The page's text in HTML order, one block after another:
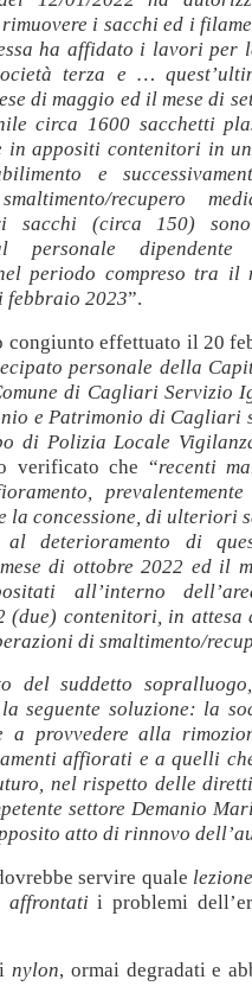
i sacchi ed i
ha affidato i lavori per
terza e …
di maggio ed il mese di
circa 1600 sacchetti
in appositi contenitori in
e
recupero
sacchi (circa 150)
personale
periodo compreso tra il
febbraio 2023”.
congiunto effettuato il 20
personale della
di Cagliari Servizio
e Patrimonio di Cagliari
di Polizia Locale
verificato che “recenti
la concessione, di ulteriori
al deterioramento di
di ottobre 2022 ed il
all’interno
(due) contenitori, in attesa
di smaltimento/
del suddetto
seguente soluzione: la
a provvedere alla
affiorati e a quelli
nel rispetto delle
settore Demanio
atto di rinnovo
servire quale
affrontati i problemi
nylon, ormai degradati e